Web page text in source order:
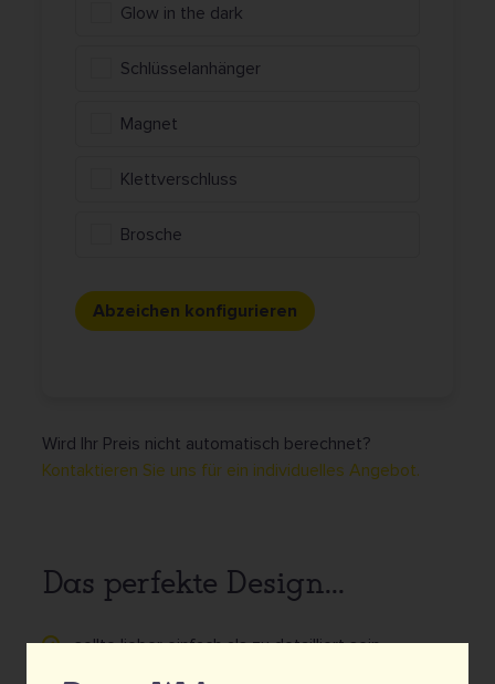
Glow in the dark
Schlüsselanhänger
Magnet
Klettverschluss
Brosche
Abzeichen konfigurieren
Wird Ihr Preis nicht automatisch berechnet?
Kontaktieren Sie uns für ein individuelles Angebot.
Das perfekte Design...
... sollte lieber einfach als zu detailliert sein.